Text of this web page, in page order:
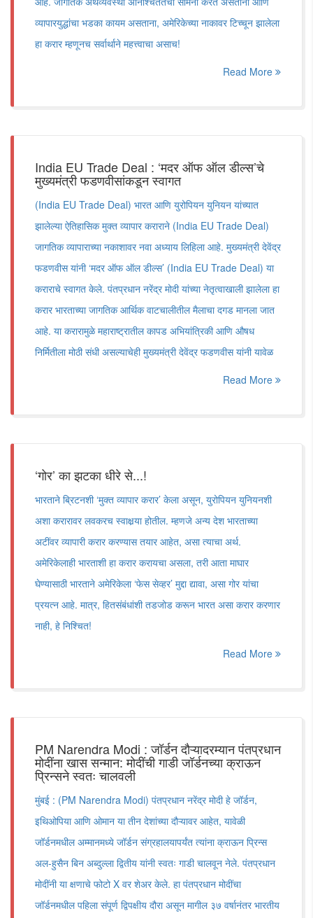
व्यापारयुद्धांचा भडका कायम असताना, अमेरिकेच्या नाकावर टिच्चून झालेला
हा करार म्हणूनच सर्वार्थाने महत्त्वाचा असाच!
Read More
India EU Trade Deal : ‘मदर ऑफ ऑल डील्स’चे
मुख्यमंत्री फडणवीसांकडून स्वागत
(India EU Trade Deal) भारत आणि युरोपियन युनियन यांच्यात
झालेल्या ऐतिहासिक मुक्त व्यापार कराराने (India EU Trade Deal)
जागतिक व्यापाराच्या नकाशावर नवा अध्याय लिहिला आहे. मुख्यमंत्री देवेंद्र
फडणवीस यांनी ‘मदर ऑफ ऑल डील्स’ (India EU Trade Deal) या
कराराचे स्वागत केले. पंतप्रधान नरेंद्र मोदी यांच्या नेतृत्वाखाली झालेला हा
करार भारताच्या जागतिक आर्थिक वाटचालीतील मैलाचा दगड मानला जात
आहे. या करारामुळे महाराष्ट्रातील कापड अभियांत्रिकी आणि औषध
निर्मितीला मोठी संधी असल्याचेही मुख्यमंत्री देवेंद्र फडणवीस यांनी यावेळ
Read More
‘गोर’ का झटका धीरे से...!
भारताने ब्रिटनशी ‘मुक्त व्यापार करार’ केला असून, युरोपियन युनियनशी
अशा करारावर लवकरच स्वाक्षर्‍या होतील. म्हणजे अन्य देश भारताच्या
अटींवर व्यापारी करार करण्यास तयार आहेत, असा त्याचा अर्थ.
अमेरिकेलाही भारताशी हा करार करायचा असला, तरी आता माघार
घेण्यासाठी भारताने अमेरिकेला ‘फेस सेव्हर’ मुद्दा द्यावा, असा गोर यांचा
प्रयत्न आहे. मात्र, हितसंबंधांशी तडजोड करून भारत असा करार करणार
नाही, हे निश्चित!
Read More
PM Narendra Modi : जॉर्डन दौऱ्यादरम्यान पंतप्रधान
मोदींना खास सन्मान: मोदींची गाडी जॉर्डनच्या क्राऊन
प्रिन्सने स्वतः चालवली
मुंबई : (PM Narendra Modi) पंतप्रधान नरेंद्र मोदी हे जॉर्डन,
इथिओपिया आणि ओमान या तीन देशांच्या दौऱ्यावर आहेत, यावेळी
जॉर्डनमधील अम्मानमध्ये जॉर्डन संग्रहालयापर्यंत त्यांना क्राऊन प्रिन्स
अल-हुसैन बिन अब्दुल्ला द्वितीय यांनी स्वतः गाडी चालवून नेले. पंतप्रधान
मोदींनी या क्षणाचे फोटो X वर शेअर केले. हा पंतप्रधान मोदींचा
जॉर्डनमधील पहिला संपूर्ण द्विपक्षीय दौरा असून मागील ३७ वर्षानंतर भारतीय